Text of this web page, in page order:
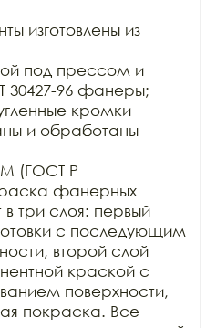
изготовлены из
под прессом и
30427-96 фанеры;
кромки
и обработаны
(ГОСТ Р
фанерных
три слоя: первый
с последующим
второй слой
краской с
поверхности,
покраска. Все